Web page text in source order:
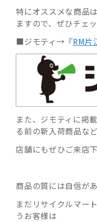
特にオススメな商品
ますので、ぜひチェ
■ジモティ→『RM片
また、ジモティに掲
る前の新入荷商品な
店舗にもぜひご来店
商品の質には自信が
まだリサイクルマー
うお客様は